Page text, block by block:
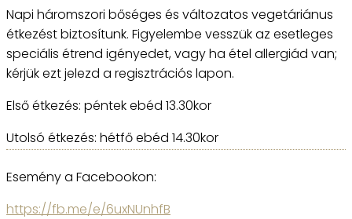
Napi háromszori bőséges és változatos vegetáriánus
étkezést biztosítunk. Figyelembe vesszük az esetleges
speciális étrend igényedet, vagy ha étel allergiád van;
kérjük ezt jelezd a regisztrációs lapon.
Első étkezés: péntek ebéd 13.30kor
Utolsó étkezés: hétfő ebéd 14.30kor
Esemény a Facebookon:
https://fb.me/e/6uxNUnhfB